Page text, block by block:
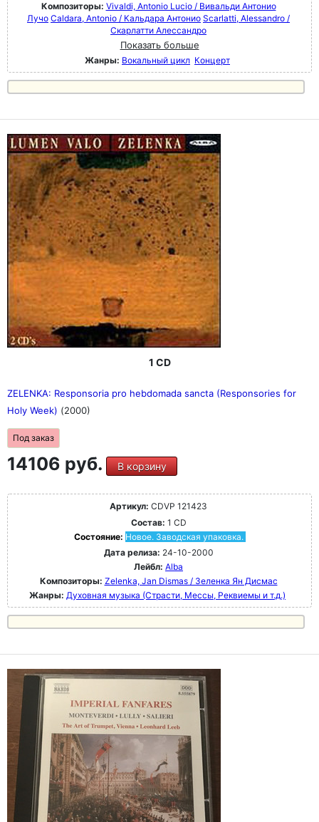
Композиторы: Vivaldi, Antonio Lucio / Вивальди Антонио
Лучо Caldara, Antonio / Кальдара Антонио Scarlatti, Alessandro /
Скарлатти Алессандро
Показать больше
Жанры: Вокальный цикл Концерт
1 CD
ZELENKA: Responsoria pro hebdomada sancta (Responsories for
Holy Week) (2000)
Под заказ
14106 руб. В корзину
Артикул: CDVP 121423
Состав: 1 CD
Состояние: Новое. Заводская упаковка.
Дата релиза: 24-10-2000
Лейбл: Alba
Композиторы: Zelenka, Jan Dismas / Зеленка Ян Дисмас
Жанры: Духовная музыка (Страсти, Мессы, Реквиемы и т.д.)